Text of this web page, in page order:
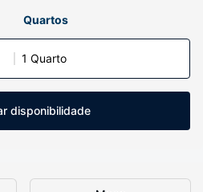
Quartos
1 Quarto
disponibilidade